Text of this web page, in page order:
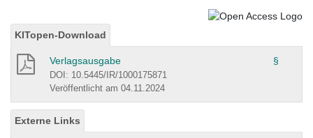
KITopen-Download
Verlagsausgabe §
DOI: 10.5445/IR/1000175871
Veröffentlicht am 04.11.2024
Externe Links